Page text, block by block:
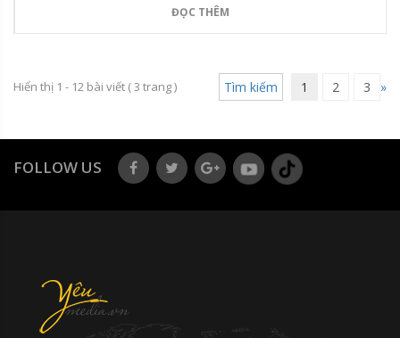
ĐỌC THÊM
Hiển thị 1 - 12 bài viết (3 trang ) Tìm kiếm 1 2 3 »
FOLLOW US